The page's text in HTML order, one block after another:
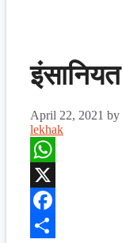
इंसानियत
April 22, 2021 by
lekhak
WhatsApp
X
Facebook